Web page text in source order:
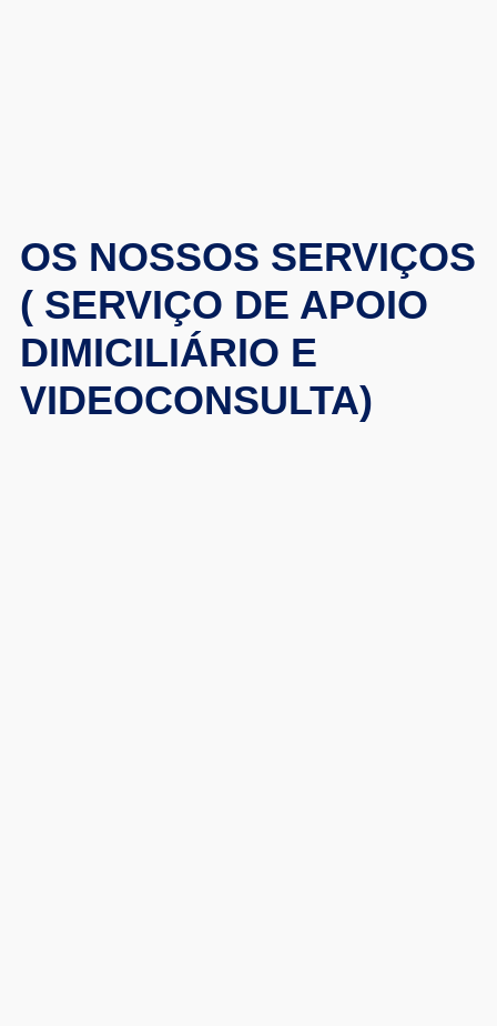
OS NOSSOS SERVIÇOS
( SERVIÇO DE APOIO
DIMICILIÁRIO E
VIDEOCONSULTA)